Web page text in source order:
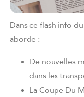
Dans ce flash info
aborde :
De nouvelles
dans les
La Coupe Du